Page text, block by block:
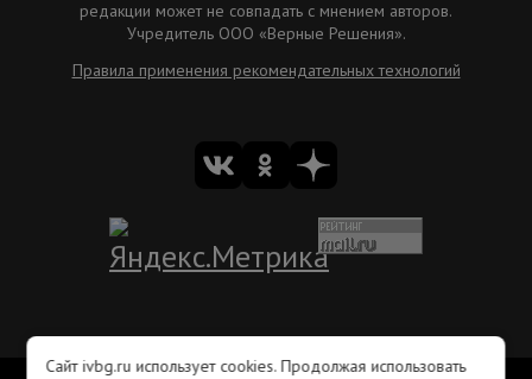
редакции может не совпадать с мнением авторов.
Учредитель ООО «Верные Решения».
Правила применения рекомендательных технологий
Сайт ivbg.ru использует cookies. Продолжая использовать